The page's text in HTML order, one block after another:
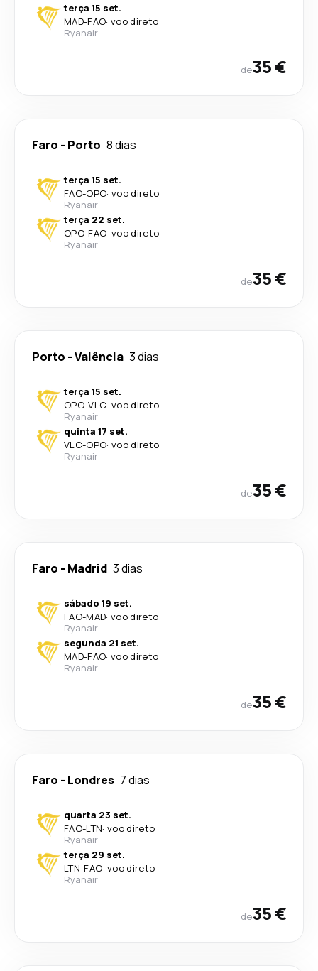
terça 15 set.
MAD-FAO· voo direto
Ryanair
de35 €
Faro - Porto 8 dias
terça 15 set.
FAO-OPO· voo direto
Ryanair
terça 22 set.
OPO-FAO· voo direto
Ryanair
de35 €
Porto -Valência 3 dias
terça 15 set.
OPO-VLC· voo direto
Ryanair
quinta 17 set.
VLC-OPO· voo direto
Ryanair
de35 €
Faro - Madrid 3 dias
sábado 19 set.
FAO-MAD· voo direto
Ryanair
segunda 21 set.
MAD-FAO· voo direto
Ryanair
de35 €
Faro - Londres 7 dias
quarta 23 set.
FAO-LTN· voo direto
Ryanair
terça 29 set.
LTN-FAO· voo direto
Ryanair
de35 €